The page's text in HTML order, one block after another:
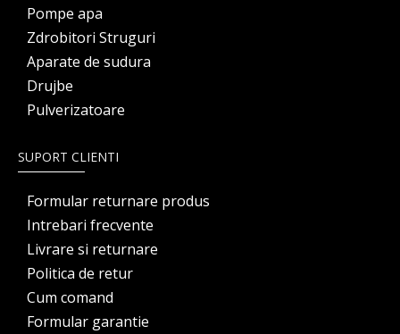
Pompe apa
Zdrobitori Struguri
Aparate de sudura
Drujbe
Pulverizatoare
SUPORT CLIENTI
Formular returnare produs
Intrebari frecvente
Livrare si returnare
Politica de retur
Cum comand
Formular garantie